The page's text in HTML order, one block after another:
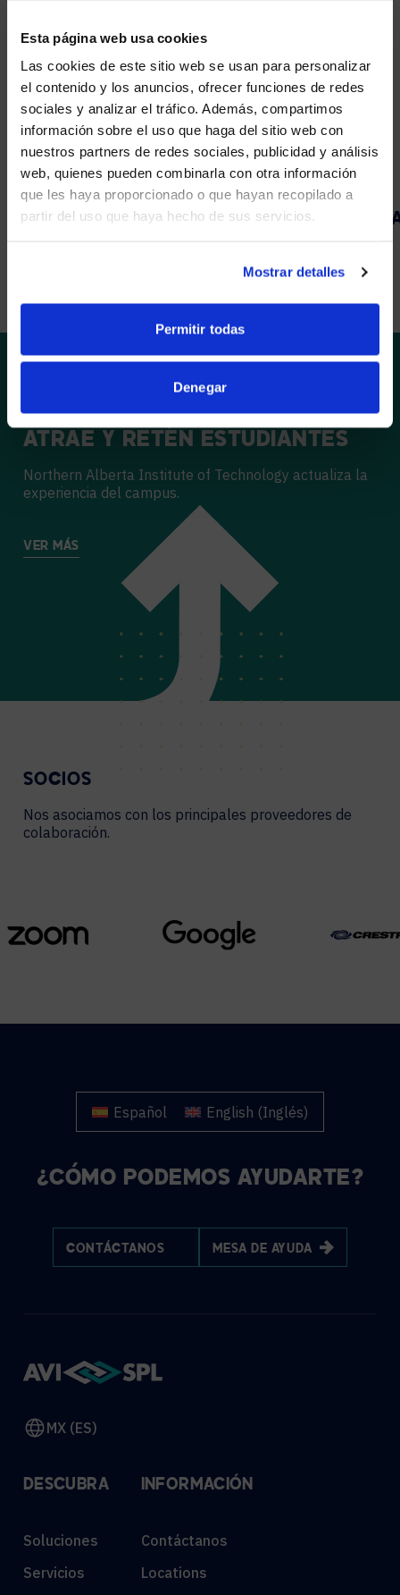
Esta página web usa cookies
Las cookies de este sitio web se usan para personalizar
el contenido y los anuncios, ofrecer funciones de redes
sociales y analizar el tráfico. Además, compartimos
información sobre el uso que haga del sitio web con
nuestros partners de redes sociales, publicidad y análisis
web, quienes pueden combinarla con otra información
que les haya proporcionado o que hayan recopilado a
partir del uso que haya hecho de sus servicios.
Mostrar detalles
Permitir todas
Denegar
MANTENIMIENTO
24/7
CONTÁCTANOS
PRODUCCIÓN DE VÍDEO
1
ATRAE Y RETÉN ESTUDIANTES
Northern Alberta Institute of Technology actualiza la
experiencia del campus.
VER MÁS
SOCIOS
Nos asociamos con los principales proveedores de
colaboración.
Español English (Inglés)
¿CÓMO PODEMOS AYUDARTE?
CONTÁCTANOS MESA DE AYUDA
MX (ES)
DESCUBRA
Soluciones
Servicios
INFORMACIÓN
Contáctanos
Locations
WE NOTICED YOU'RE IN USA.
instead?
YES, TAKE ME THERE
NO, STAY ON THIS SITE